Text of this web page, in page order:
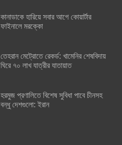
কানাডাকে হারিয়ে সবার আগে কোয়ার্টার
ফাইনালে মরক্কো
তেহরান মেট্রোতে রেকর্ড: খামেনির শেষবিদায়
ঘিরে ৭০ লাখ যাত্রীর যাতায়াত
হরমুজ প্রণালিতে বিশেষ সুবিধা পাবে চীনসহ
বন্ধু দেশগুলো: ইরান